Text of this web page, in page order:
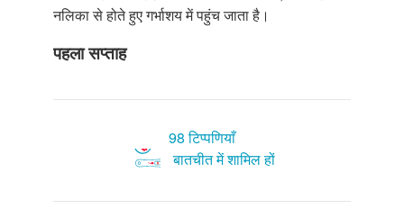
नलिका से होते हुए गर्भाशय में पहुंच जाता है।
पहला सप्ताह
98 टिप्पणियाँ
बातचीत में शामिल हों